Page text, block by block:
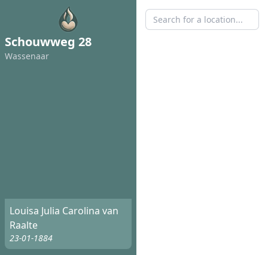
Schouwweg 28
Wassenaar
Louisa Julia Carolina van
Raalte
23-01-1884